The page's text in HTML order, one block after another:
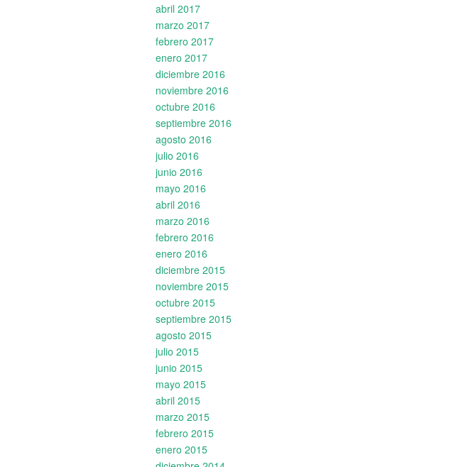
abril 2017
marzo 2017
febrero 2017
enero 2017
diciembre 2016
noviembre 2016
octubre 2016
septiembre 2016
agosto 2016
julio 2016
junio 2016
mayo 2016
abril 2016
marzo 2016
febrero 2016
enero 2016
diciembre 2015
noviembre 2015
octubre 2015
septiembre 2015
agosto 2015
julio 2015
junio 2015
mayo 2015
abril 2015
marzo 2015
febrero 2015
enero 2015